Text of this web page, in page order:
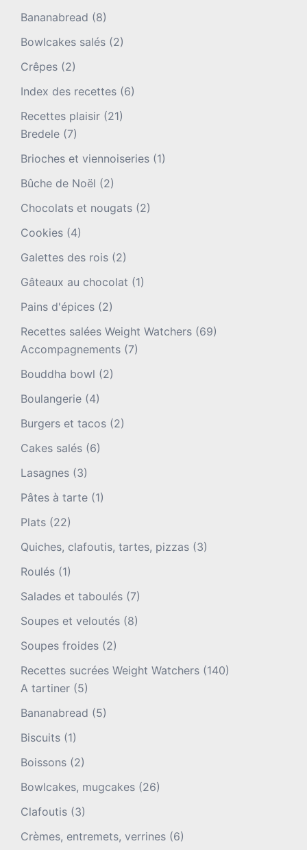
Bananabread (8)
Bowlcakes salés (2)
Crêpes (2)
Index des recettes (6)
Recettes plaisir (21)
Bredele (7)
Brioches et viennoiseries (1)
Bûche de Noël (2)
Chocolats et nougats (2)
Cookies (4)
Galettes des rois (2)
Gâteaux au chocolat (1)
Pains d'épices (2)
Recettes salées Weight Watchers (69)
Accompagnements (7)
Bouddha bowl (2)
Boulangerie (4)
Burgers et tacos (2)
Cakes salés (6)
Lasagnes (3)
Pâtes à tarte (1)
Plats (22)
Quiches, clafoutis, tartes, pizzas (3)
Roulés (1)
Salades et taboulés (7)
Soupes et veloutés (8)
Soupes froides (2)
Recettes sucrées Weight Watchers (140)
A tartiner (5)
Bananabread (5)
Biscuits (1)
Boissons (2)
Bowlcakes, mugcakes (26)
Clafoutis (3)
Crèmes, entremets, verrines (6)